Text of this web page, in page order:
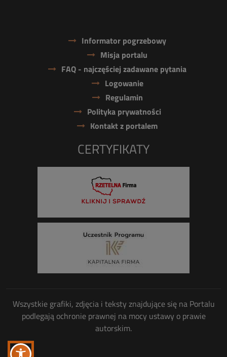
Informator pogrzebowy
Misja portalu
FAQ - najczęściej zadawane pytania
Logowanie
Regulamin
Polityka prywatności
Kontakt z portalem
CERTYFIKATY
Wszystkie grafiki, zdjęcia i teksty znajdujące się na Portalu
podlegają ochronie prawnej na mocy ustawy o prawie
autorskim.